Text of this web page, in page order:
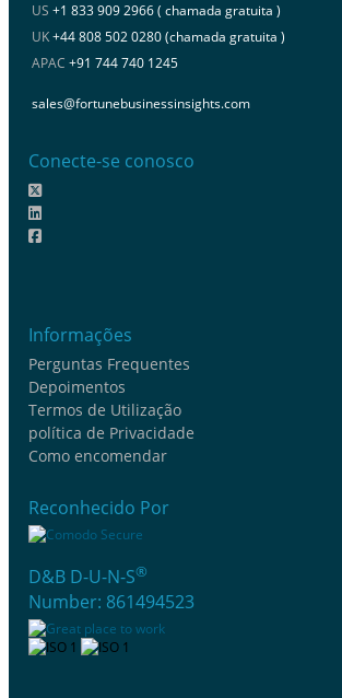
US +1 833 909 2966 ( chamada gratuita )
UK+44 808 502 0280 (chamada gratuita )
APAC +91 744 740 1245
sales@fortunebusinessinsights.com
Conecte-se conosco
Informações
Perguntas Frequentes
Depoimentos
Termos de Utilização
política de Privacidade
Como encomendar
Reconhecido Por
D&B D-U-N-S®
Number: 861494523